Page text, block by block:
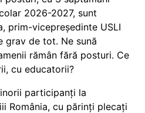
2026-2027, sunt
prim-vicepreședinte USLI
grav de tot. Ne sună
rămân fără posturi. Ce
cu educatorii?
participanți la
România, cu părinți plecați